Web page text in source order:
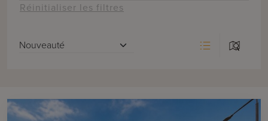
Réinitialiser les filtres